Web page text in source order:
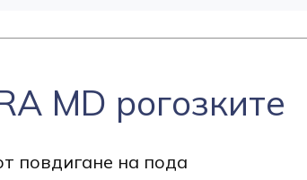
MD рогозките
повдигане на пода